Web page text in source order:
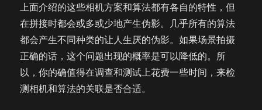
上面介绍的这些相机方案和算法都有各自的特性，但
在拼接时都会或多或少地产生伪影。几乎所有的算法
都会产生不同种类的让人生厌的伪影。如果场景拍摄
正确的话，这个问题出现的概率是可以降低的。所
以，你的确值得在调查和测试上花费一些时间，来检
测相机和算法的关联是否合适。